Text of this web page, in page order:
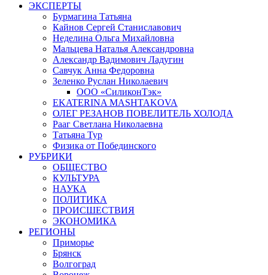
ЭКСПЕРТЫ
Бурмагина Татьяна
Кайнов Сергей Станиславович
Неделина Ольга Михайловна
Мальцева Наталья Александровна
Александр Вадимович Ладугин
Савчук Анна Федоровна
Зеленко Руслан Николаевич
ООО «СиликонТэк»
EKATERINA MASHTAKOVA
ОЛЕГ РЕЗАНОВ ПОВЕЛИТЕЛЬ ХОЛОДА
Рааг Светлана Николаевна
Татьяна Тур
Физика от Побединского
РУБРИКИ
ОБЩЕСТВО
КУЛЬТУРА
НАУКА
ПОЛИТИКА
ПРОИСШЕСТВИЯ
ЭКОНОМИКА
РЕГИОНЫ
Приморье
Брянск
Волгоград